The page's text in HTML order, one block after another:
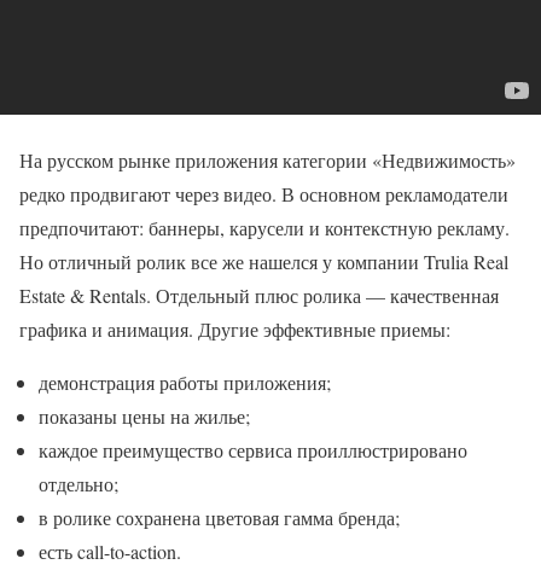
На русском рынке приложения категории «Недвижимость»
редко продвигают через видео. В основном рекламодатели
предпочитают: баннеры, карусели и контекстную рекламу.
Но отличный ролик все же нашелся у компании Trulia Real
Estate & Rentals. Отдельный плюс ролика — качественная
графика и анимация. Другие эффективные приемы:
демонстрация работы приложения;
показаны цены на жилье;
каждое преимущество сервиса проиллюстрировано
отдельно;
в ролике сохранена цветовая гамма бренда;
есть call-to-action.